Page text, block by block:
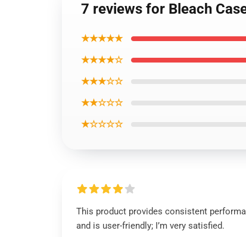
7 reviews for Bleach
★★★★★
★★★★☆
★★★☆☆
★★☆☆☆
★☆☆☆☆
This product provides consistent
and is user-friendly; I’m very satisfied.